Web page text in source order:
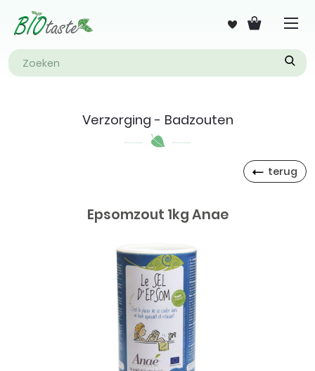
Verzorging - Badzouten
terug
Epsomzout 1kg Anae